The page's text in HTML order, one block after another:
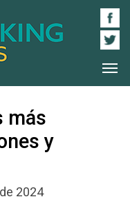
más
y
2024